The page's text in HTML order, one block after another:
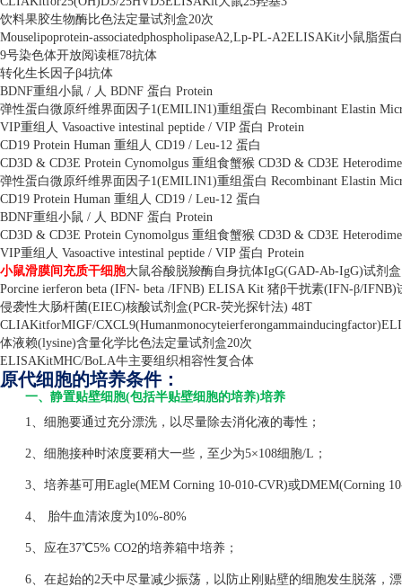
饮料果胶生物酶比色法定量试剂盒20次
Mouselipoprotein-associatedphospholipaseA2,Lp-PL-A2ELISAKit小鼠脂蛋
9号染色体开放阅读框78抗体
转化生长因子β4抗体
BDNF重组小鼠 / 人 BDNF 蛋白 Protein
弹性蛋白微原纤维界面因子1(EMILIN1)重组蛋白 Recombinant Elastin
VIP重组人 Vasoactive intestinal peptide / VIP 蛋白 Protein
CD19 Protein Human 重组人 CD19 / Leu-12 蛋白
CD3D & CD3E Protein Cynomolgus 重组食蟹猴 CD3D & CD3E
弹性蛋白微原纤维界面因子1(EMILIN1)重组蛋白 Recombinant Elastin
CD19 Protein Human 重组人 CD19 / Leu-12 蛋白
BDNF重组小鼠 / 人 BDNF 蛋白 Protein
CD3D & CD3E Protein Cynomolgus 重组食蟹猴 CD3D & CD3E
VIP重组人 Vasoactive intestinal peptide / VIP 蛋白 Protein
小鼠滑膜间充质干细胞大鼠谷酸脱羧酶自身抗体IgG(GAD-Ab-IgG)试剂
Porcine ierferon beta (IFN- beta /IFNB) ELISA Kit 猪β干扰素(IFN-β/IFNB)
侵袭性大肠杆菌(EIEC)核酸试剂盒(PCR-荧光探针法) 48T
CLIAKitforMIGF/
体液赖(lysine)含量化学比色法定量试剂盒20次
ELISAKitMHC/BoLA牛主要组织相容性复合体
原代细胞的培养条件：
一、静置贴壁细胞(包括半贴壁细胞的培养)培养
1、细胞要通过充分漂洗，以尽量除去消化液的毒性；
2、细胞接种时浓度要稍大一些，至少为5×108细胞/L；
3、培养基可用Eagle(MEM Corning 10-010-CVR)或DMEM(Corning
4、 胎牛血清浓度为10%-80%
5、应在37℃5% CO2的培养箱中培养；
6、在起始的2天中尽量减少振荡，以防止刚贴壁的细胞发生脱落，